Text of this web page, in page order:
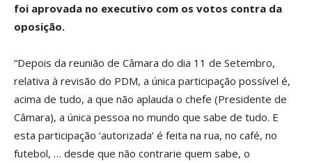
foi aprovada no executivo com os votos contra da
oposição.
“Depois da reunião de Câmara do dia 11 de Setembro,
relativa à revisão do PDM, a única participação possível é,
acima de tudo, a que não aplauda o chefe (Presidente de
Câmara), a única pessoa no mundo que sabe de tudo. E
esta participação ‘autorizada’ é feita na rua, no café, no
futebol, … desde que não contrarie quem sabe, o